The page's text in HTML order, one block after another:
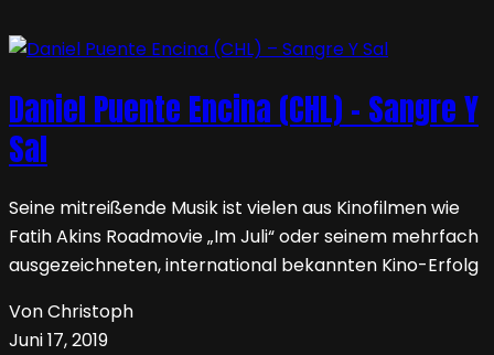
Daniel Puente Encina (CHL) – Sangre Y
Sal
Seine mitreißende Musik ist vielen aus Kinofilmen wie
Fatih Akins Roadmovie „Im Juli“ oder seinem mehrfach
aus­ge­zeichneten, international bekannten Kino-Erfolg
Von Christoph
Juni 17, 2019